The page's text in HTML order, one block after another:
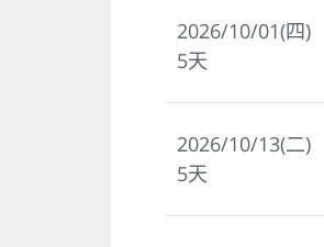
2026/10/01(四)
5天
2026/10/13(二)
5天